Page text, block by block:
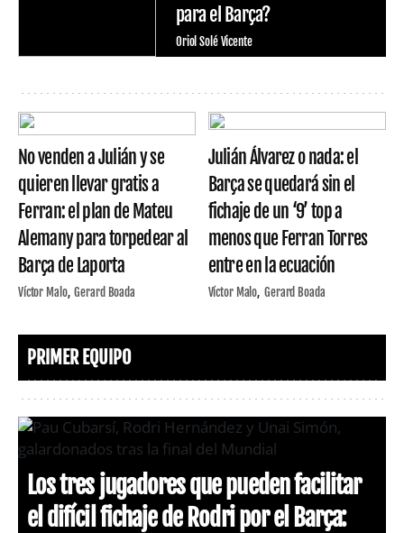
para el Barça?
Oriol Solé Vicente
No venden a Julián y se
quieren llevar gratis a
Ferran: el plan de Mateu
Alemany para torpedear al
Barça de Laporta
Víctor Malo Gerard Boada
Julián Álvarez o nada: el
Barça se quedará sin el
fichaje de un ‘9’ top a
menos que Ferran Torres
entre en la ecuación
Víctor Malo Gerard Boada
PRIMER EQUIPO
Los tres jugadores que pueden facilitar
el difícil fichaje de Rodri por el Barça: